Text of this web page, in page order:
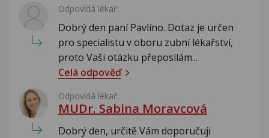
Odpovídá lékař:
Dobrý den paní Pavlíno. Dotaz je určen
pro specialistu v oboru zubní lékařství,
proto Vaši otázku přeposílám...
Celá odpověď
Odpovídá lékař:
MUDr. Sabina Moravcová
Dobrý den, určitě Vám doporučuji